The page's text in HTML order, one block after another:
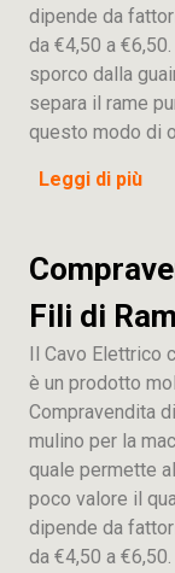
dipende da
da €4,50 a
sporco dalla
separa il rame
questo modo di
Leggi di più
Fili di
Il Cavo Elettrico
è un prodotto
Compravendita
mulino per la
quale permette
poco valore il
dipende da
da €4,50 a